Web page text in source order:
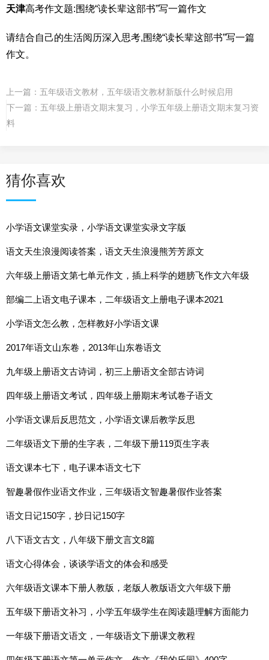
天津高考作文题:围绕“读长辈这部书”写一篇作文
请结合自己的生活阅历深入思考,围绕“读长辈这部书”写一篇
作文。
上一篇： 五年级语文教材，五年级语文教材新版什么时候启用
下一篇： 五年级上册语文期末复习，小学五年级上册语文期末复习资
料
猜你喜欢
小学语文课堂实录，小学语文课堂实录文字版
语文天生浪漫阅读答案，语文天生浪漫熊芳芳原文
六年级上册语文第七单元作文，插上科学的翅膀飞作文六年级
部编二上语文电子课本，二年级语文上册电子课本2021
小学语文怎么教，怎样教好小学语文课
2017年语文山东卷，2013年山东卷语文
九年级上册语文古诗词，初三上册语文全部古诗词
四年级上册语文考试，四年级上册期末考试卷子语文
小学语文课后反思范文，小学语文课后教学反思
二年级语文下册的生字表，二年级下册119页生字表
语文课本七下，电子课本语文七下
智趣暑假作业语文作业，三年级语文智趣暑假作业答案
语文日记150字，抄日记150字
八下语文古文，八年级下册文言文8篇
语文心得体会，谈谈学语文的体会和感受
六年级语文课本下册人教版，老版人教版语文六年级下册
五年级下册语文补习，小学五年级学生在阅读题理解方面能力
差，有什么好办法
一年级下册语文语文，一年级语文下册课文教程